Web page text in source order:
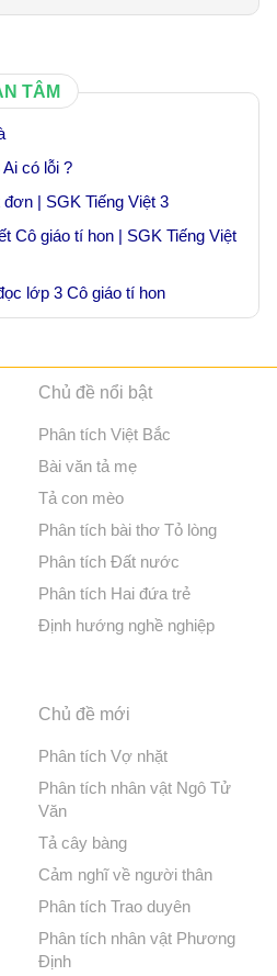
TÂM
có lỗi ?
| SGK Tiếng Việt 3
Cô giáo tí hon | SGK Tiếng Việt
lớp 3 Cô giáo tí hon
Chủ đề nổi bật
Phân tích Việt Bắc
Bài văn tả mẹ
Tả con mèo
Phân tích bài thơ Tỏ lòng
Phân tích Đất nước
Phân tích Hai đứa trẻ
Định hướng nghề nghiệp
Chủ đề mới
Phân tích Vợ nhặt
Phân tích nhân vật Ngô Tử
Văn
Tả cây bàng
Cảm nghĩ về người thân
Phân tích Trao duyên
Phân tích nhân vật Phương
Định